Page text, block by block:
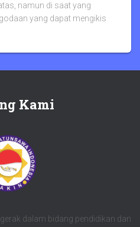
namun di saat yang
yang dapat mengikis
Kami
dalam bidang pendidikan dan